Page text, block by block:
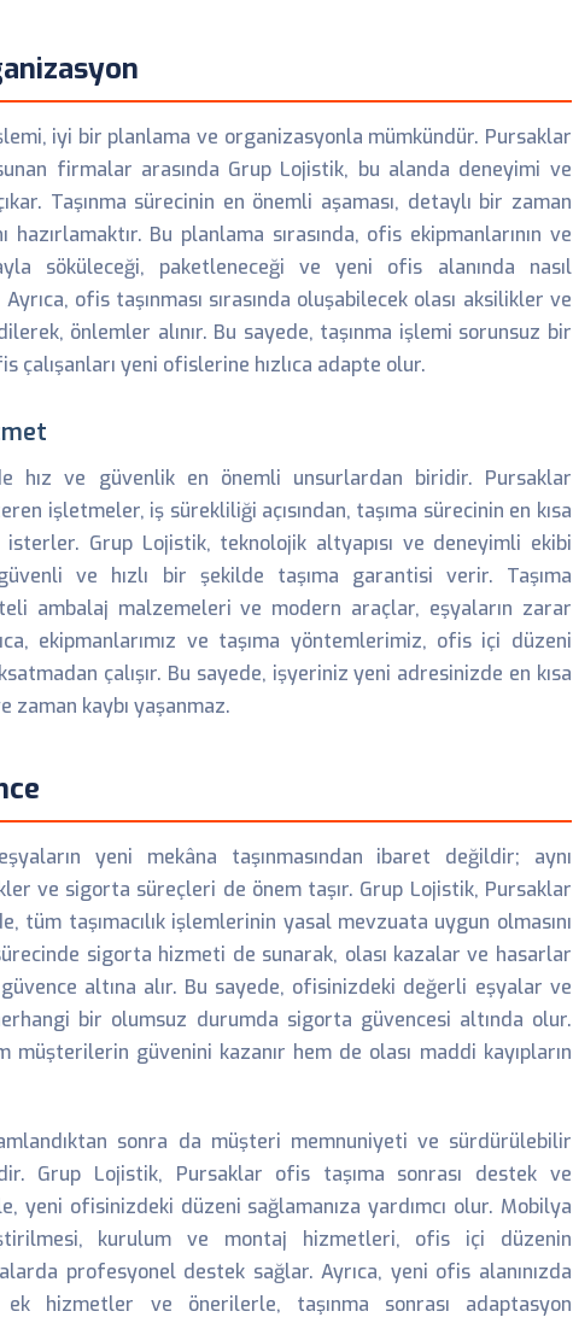
iyi bir planlama ve organizasyonla mümkündür. Pursaklar
firmalar arasında Grup Lojistik, bu alanda deneyimi ve
Taşınma sürecinin en önemli aşaması, detaylı bir zaman
hazırlamaktır. Bu planlama sırasında, ofis ekipmanlarının ve
söküleceği, paketleneceği ve yeni ofis alanında nasıl
ofis taşınması sırasında oluşabilecek olası aksilikler ve
önlemler alınır. Bu sayede, taşınma işlemi sorunsuz bir
çalışanları yeni ofislerine hızlıca adapte olur.
hız ve güvenlik en önemli unsurlardan biridir. Pursaklar
işletmeler, iş sürekliliği açısından, taşıma sürecinin en kısa
isterler. Grup Lojistik, teknolojik altyapısı ve deneyimli ekibi
ve hızlı bir şekilde taşıma garantisi verir. Taşıma
ambalaj malzemeleri ve modern araçlar, eşyaların zarar
ekipmanlarımız ve taşıma yöntemlerimiz, ofis içi düzeni
çalışır. Bu sayede, işyeriniz yeni adresinizde en kısa
kaybı yaşanmaz.
yeni mekâna taşınmasından ibaret değildir; aynı
ve sigorta süreçleri de önem taşır. Grup Lojistik, Pursaklar
tüm taşımacılık işlemlerinin yasal mevzuata uygun olmasını
sigorta hizmeti de sunarak, olası kazalar ve hasarlar
altına alır. Bu sayede, ofisinizdeki değerli eşyalar ve
bir olumsuz durumda sigorta güvencesi altında olur.
müşterilerin güvenini kazanır hem de olası maddi kayıpların
sonra da müşteri memnuniyeti ve sürdürülebilir
Grup Lojistik, Pursaklar ofis taşıma sonrası destek ve
yeni ofisinizdeki düzeni sağlamanıza yardımcı olur. Mobilya
kurulum ve montaj hizmetleri, ofis içi düzenin
profesyonel destek sağlar. Ayrıca, yeni ofis alanınızda
ek hizmetler ve önerilerle, taşınma sonrası adaptasyon